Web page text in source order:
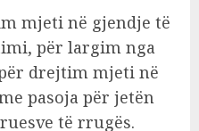
mjeti në gjendje të
për largim nga
drejtim mjeti në
pasoja për jetën
të rrugës.